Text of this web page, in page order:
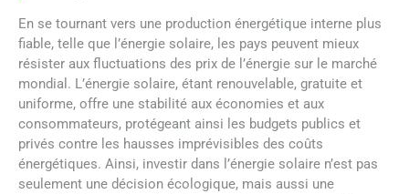
En se tournant vers une production énergétique interne plus
fiable, telle que l’énergie solaire, les pays peuvent mieux
résister aux fluctuations des prix de l’énergie sur le marché
mondial. L’énergie solaire, étant renouvelable, gratuite et
uniforme, offre une stabilité aux économies et aux
consommateurs, protégeant ainsi les budgets publics et
privés contre les hausses imprévisibles des coûts
énergétiques. Ainsi, investir dans l’énergie solaire n’est pas
seulement une décision écologique, mais aussi une